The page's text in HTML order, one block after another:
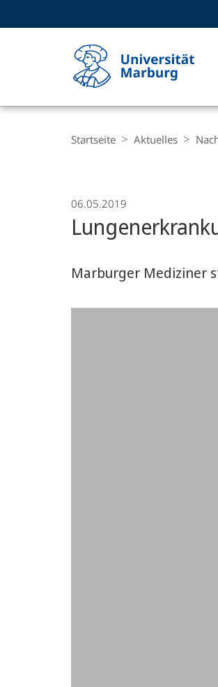
Philipps-
Marburg
Navigation
Startseite Aktuelles
06.05.2019
Marburger Mediziner